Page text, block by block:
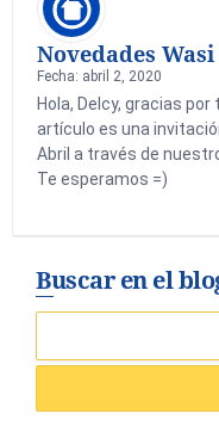
Novedades Wasi
Fecha: abril 2, 2020
Hola, Delcy, gracias
artículo es una
Abril a través de
Te esperamos =)
Buscar en el